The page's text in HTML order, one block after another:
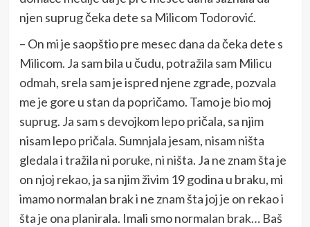
njen suprug čeka dete sa Milicom Todorović.
– On mi je saopštio pre mesec dana da čeka dete s
Milicom. Ja sam bila u čudu, potražila sam Milicu
odmah, srela sam je ispred njene zgrade, pozvala
me je gore u stan da popričamo. Tamo je bio moj
suprug. Ja sam s devojkom lepo pričala, sa njim
nisam lepo pričala. Sumnjala jesam, nisam ništa
gledala i tražila ni poruke, ni ništa. Ja ne znam šta je
on njoj rekao, ja sa njim živim 19 godina u braku, mi
imamo normalan brak i ne znam šta joj je on rekao i
šta je ona planirala. Imali smo normalan brak… Baš